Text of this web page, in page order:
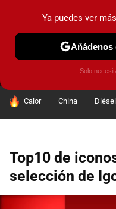
MENÚ
COCHES
HOY SE HABLA DE
Calor China Diésel
Top10 de
selección de
Ya puedes ver
Añádenos
Solo